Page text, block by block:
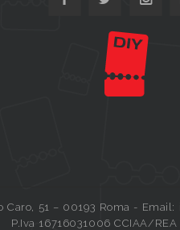
Caro, 51 – 00193 Roma -
P.Iva 16716031006 CCIAA/REA